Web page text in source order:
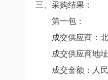
三、采购结果：
第一包：
成交供应商：北
成交供应商地址
成交金额：人民